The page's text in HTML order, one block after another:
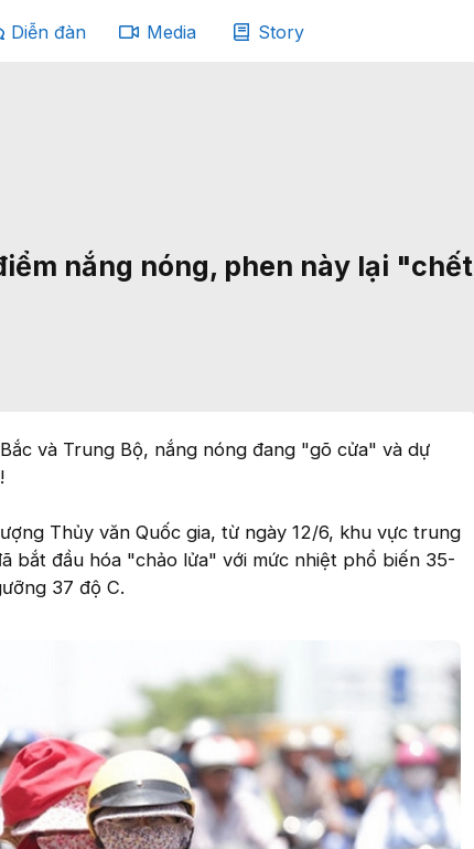
Diễn đàn Media Story
nắng nóng, phen này lại "chết
và Trung Bộ, nắng nóng đang "gõ cửa" và dự
Thủy văn Quốc gia, từ ngày 12/6, khu vực trung
bắt đầu hóa "chảo lửa" với mức nhiệt phổ biến 35-
37 độ C.